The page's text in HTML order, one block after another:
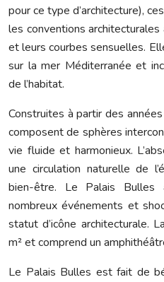
pour ce type d’architecture),
les conventions
et leurs courbes sensuelles.
sur la mer Méditerranée et
de l’habitat.
Construites à partir des
composent de sphères
vie fluide et harmonieux.
une circulation naturelle de
bien-être. Le Palais
nombreux événements et
statut d’icône architecturale.
m² et comprend un
Le Palais Bulles est fait de